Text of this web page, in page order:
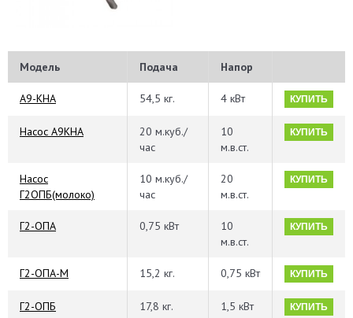
Модель Подача Напор
А9-КНА 54,5 кг. 4 кВт КУПИТЬ
Насос А9КНА
20 м.куб./
час
10
м.в.ст.
КУПИТЬ
Насос
Г2ОПБ(молоко)
10 м.куб./
час
20
м.в.ст.
КУПИТЬ
Г2-ОПА 0,75 кВт
10
м.в.ст.
КУПИТЬ
Г2-ОПА-М 15,2 кг. 0,75 кВт КУПИТЬ
Г2-ОПБ 17,8 кг. 1,5 кВт КУПИТЬ